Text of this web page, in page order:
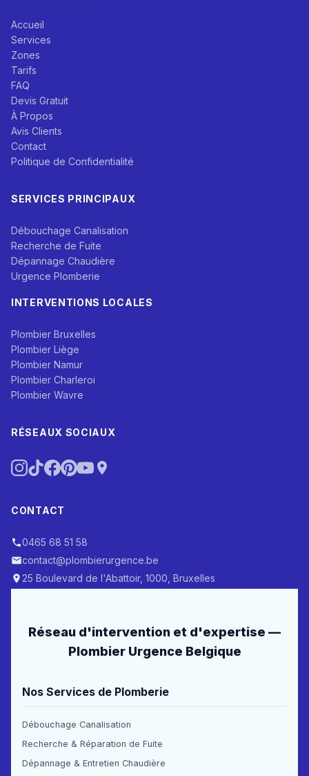
Accueil
Services
Zones
Tarifs
FAQ
Devis Gratuit
À Propos
Avis Clients
Contact
Politique de Confidentialité
SERVICES PRINCIPAUX
Débouchage Canalisation
Recherche de Fuite
Dépannage Chaudière
Urgence Plomberie
INTERVENTIONS LOCALES
Plombier Bruxelles
Plombier Liège
Plombier Namur
Plombier Charleroi
Plombier Wavre
RÉSEAUX SOCIAUX
CONTACT
0465 68 51 58
contact@plombierurgence.be
25 Boulevard de l'Abattoir, 1000, Bruxelles
Réseau d'intervention et d'expertise —
Plombier Urgence Belgique
Nos Services de Plomberie
Débouchage Canalisation
Recherche & Réparation de Fuite
Dépannage & Entretien Chaudière